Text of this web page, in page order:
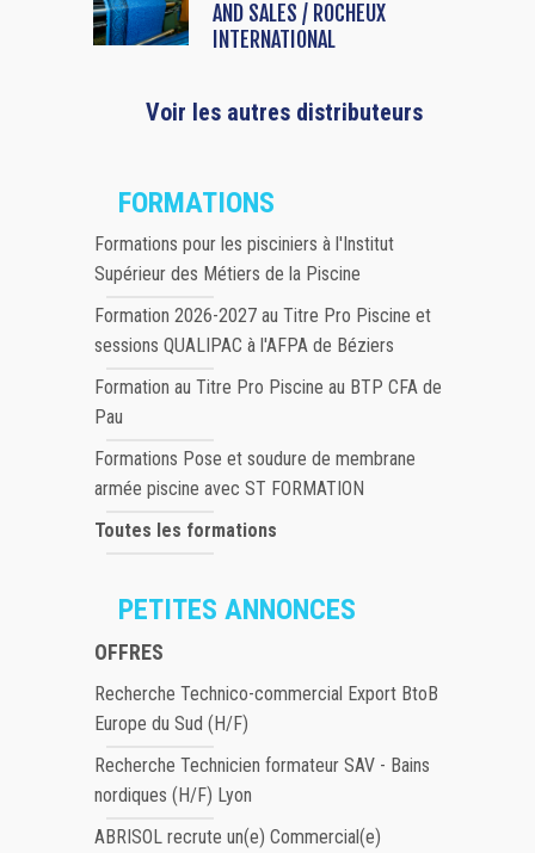
AND SALES / ROCHEUX
INTERNATIONAL
Voir les autres distributeurs
FORMATIONS
Formations pour les pisciniers à l'Institut
Supérieur des Métiers de la Piscine
Formation 2026-2027 au Titre Pro Piscine et
sessions QUALIPAC à l'AFPA de Béziers
Formation au Titre Pro Piscine au BTP CFA de
Pau
Formations Pose et soudure de membrane
armée piscine avec ST FORMATION
Toutes les formations
PETITES ANNONCES
OFFRES
Recherche Technico-commercial Export BtoB
Europe du Sud (H/F)
Recherche Technicien formateur SAV - Bains
nordiques (H/F) Lyon
ABRISOL recrute un(e) Commercial(e)